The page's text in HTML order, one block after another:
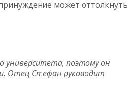
может
университета, поэтому он
Отец Стефан руководит